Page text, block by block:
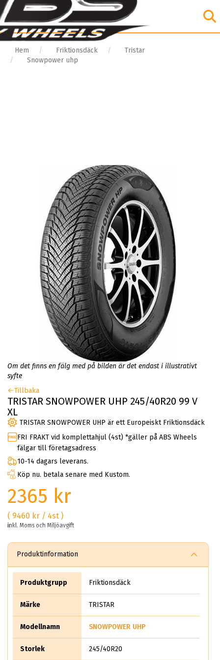
Hem Friktionsdäck
Tristar
Snowpower uhp
Om det finns en fälg med på bilden är det endast i illustrativt
syfte
Tillbaka
TRISTAR SNOWPOWER UHP 245/40R20 99 V
XL
TRISTAR SNOWPOWER UHP är ett Europeiskt Friktionsdäck
FRI FRAKT vid komplettahjul (4st) *gäller på ABS Wheels
fälgar till företagsadress
10-14 dagars leverans.
Köp nu. betala senare med Kustom.
2365 kr
( 9460 kr / 4st )
inkl. Moms och Miljöavgift
Produktinformation
Produktgrupp Friktionsdäck
Märke TRISTAR
Modellnamn SNOWPOWER UHP
Storlek 245/40R20